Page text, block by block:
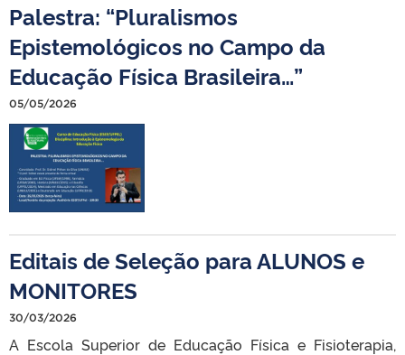
Palestra: “Pluralismos
Epistemológicos no Campo da
Educação Física Brasileira…”
05/05/2026
Editais de Seleção para ALUNOS e
MONITORES
30/03/2026
A Escola Superior de Educação Física e Fisioterapia,